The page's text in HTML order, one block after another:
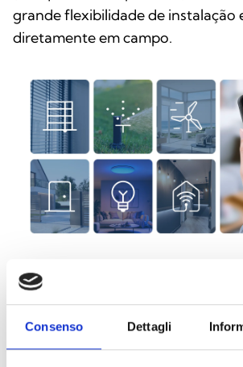
Consenso Dettagli
grande flexibilidade de instalação
diretamente em campo.
Este produto está disponível
versões